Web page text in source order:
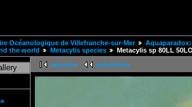
Océanologique de Villefranche-sur-Mer
the world
Metacylis species Metacylis sp 80LL
première précédente